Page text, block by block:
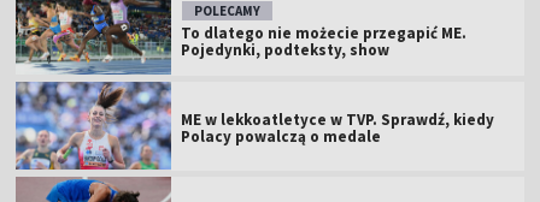
POLECAMY
To dlatego nie możecie przegapić ME.
Pojedynki, podteksty, show
ME w lekkoatletyce w TVP. Sprawdź, kiedy
Polacy powalczą o medale